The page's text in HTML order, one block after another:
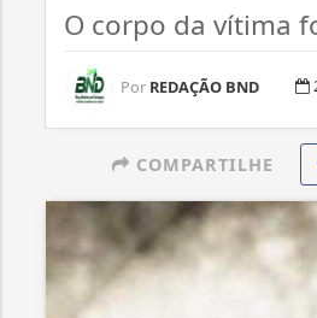
O corpo da vítima
Por REDAÇÃO BND
COMPARTILHE